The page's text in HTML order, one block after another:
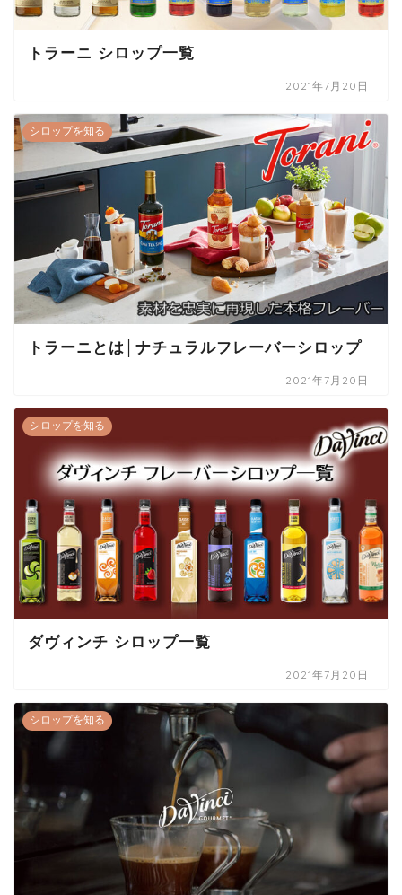
トラーニ シロップ一覧
2021年7月20日
シロップを知る
トラーニとは│ナチュラルフレーバーシロップ
2021年7月20日
シロップを知る
ダヴィンチ シロップ一覧
2021年7月20日
シロップを知る